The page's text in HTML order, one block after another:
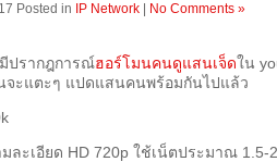
Posted in IP Network | No Comments »
ปรากฎการณ์ฮอร์โมนคนดูแสนเจ็ดใน
จะแตะๆ แปดแสนคนพร้อมกันไปแล้ว
มละเอียด HD 720p ใช้เน็ตประมาณ